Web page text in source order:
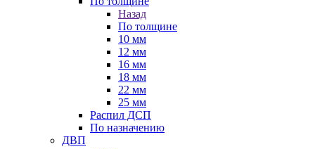
Назад
По толщине
10 мм
12 мм
16 мм
18 мм
22 мм
25 мм
Распил ДСП
По назначению
ДВП